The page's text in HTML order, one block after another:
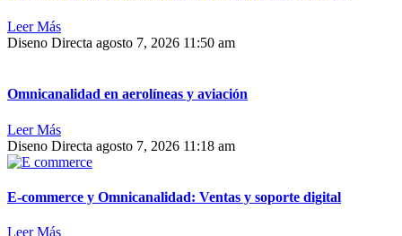
Leer Más
Diseno Directa agosto 7, 2026 11:50 am
Omnicanalidad en aerolíneas y aviación
Leer Más
Diseno Directa agosto 7, 2026 11:18 am
E-commerce y Omnicanalidad: Ventas y soporte digital
Leer Más